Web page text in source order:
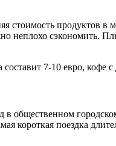
стоимость продуктов
неплохо сэкономить.
7-10 евро, кофе
в общественном
короткая поездка